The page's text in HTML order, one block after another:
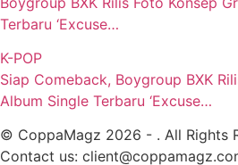
Terbaru ‘Excuse…
K-POP
Siap Comeback, Boygroup BXK
Album Single Terbaru ‘Excuse…
© CoppaMagz 2026 - . All Rights
Contact us: